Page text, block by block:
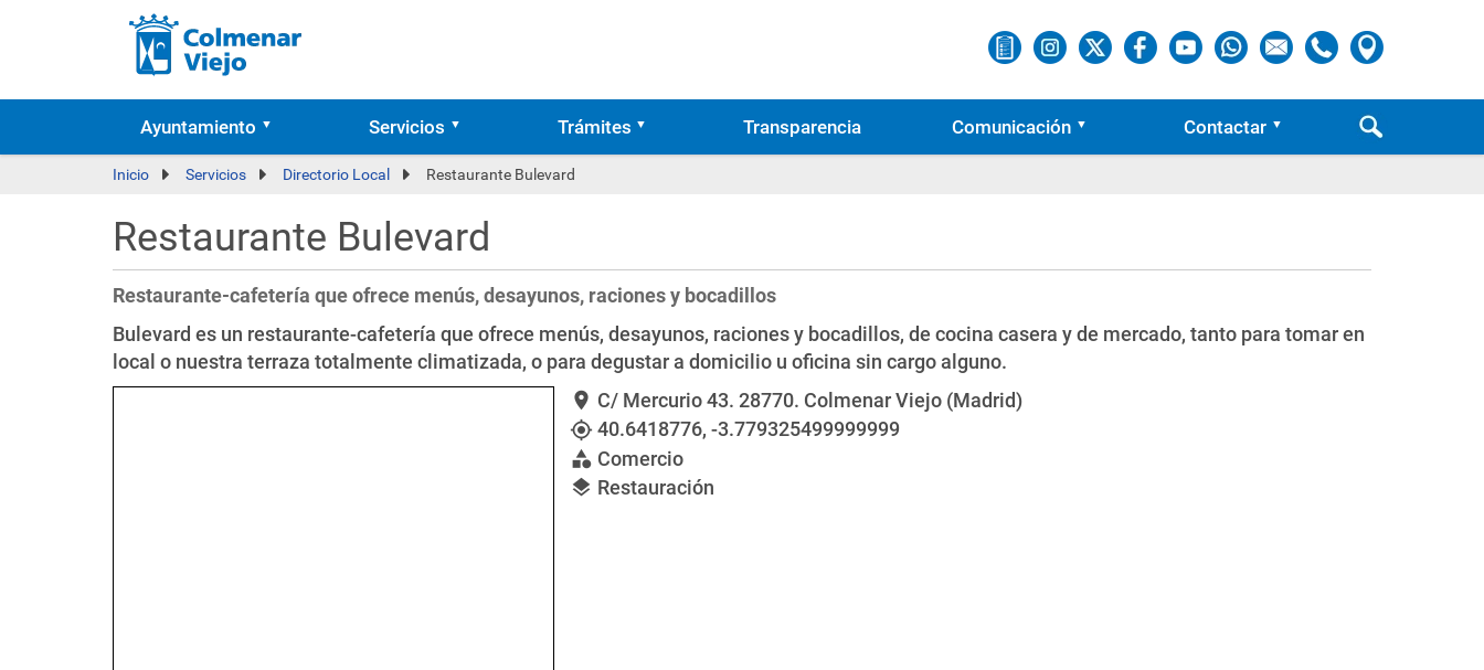
Ayuntamiento Servicios Trámites Transparencia Comunicación Contactar
Inicio Servicios Directorio Local Restaurante Bulevard
Restaurante Bulevard
Restaurante-cafetería que ofrece menús, desayunos, raciones y bocadillos
Bulevard es un restaurante-cafetería que ofrece menús, desayunos, raciones y bocadillos, de cocina casera y de mercado, tanto para tomar en
local o nuestra terraza totalmente climatizada, o para degustar a domicilio u oficina sin cargo alguno.
location_on C/ Mercurio 43. 28770. Colmenar Viejo (Madrid)
my_location40.6418776, -3.779325499999999
category Comercio
layers Restauración